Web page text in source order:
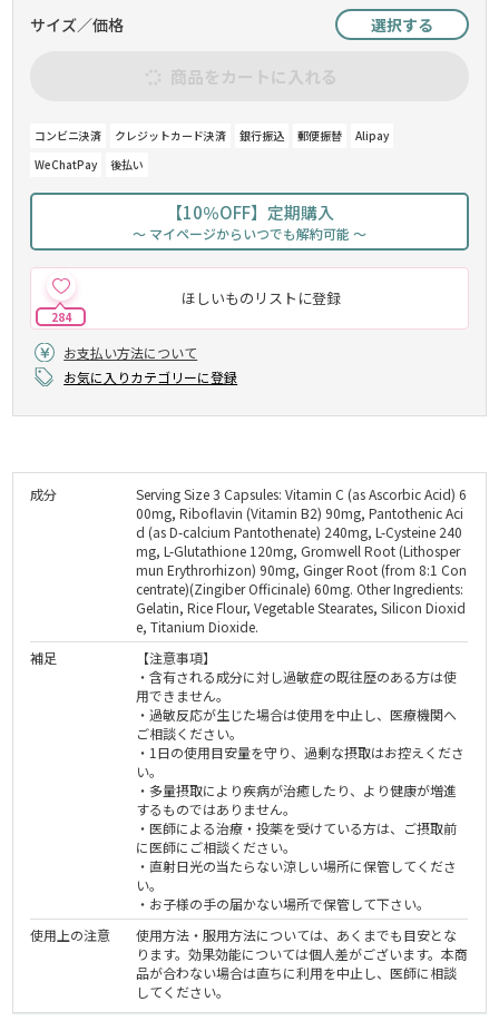
サイズ／価格 選択する
商品をカートに入れる
コンビニ決済 クレジットカード決済 銀行振込 郵便振替
Alipay
WeChatPay
後払い
【10％OFF】定期購入
～ マイページからいつでも解約可能 ～
ほしいものリストに登録
284
お支払い方法について
お気に入りカテゴリーに登録
成分
Serving Size 3 Capsules: Vitamin C (as Ascorbic Acid) 6
00mg, Riboflavin (Vitamin B2) 90mg, Pantothenic Aci
d (as D-calcium Pantothenate) 240mg, L-Cysteine 240
mg, L-Glutathione 120mg, Gromwell Root (Lithosper
mun Erythrorhizon) 90mg, Ginger Root (from 8:1 Con
centrate)(Zingiber Officinale) 60mg. Other Ingredients:
Gelatin, Rice Flour, Vegetable Stearates, Silicon Dioxid
e, Titanium Dioxide.
補足
【注意事項】
・含有される成分に対し過敏症の既往歴のある方は使
用できません。
・過敏反応が生じた場合は使用を中止し、医療機関へ
ご相談ください。
・1日の使用目安量を守り、過剰な摂取はお控えくださ
い。
・多量摂取により疾病が治癒したり、より健康が増進
するものではありません。
・医師による治療・投薬を受けている方は、ご摂取前
に医師にご相談ください。
・直射日光の当たらない涼しい場所に保管してくださ
い。
・お子様の手の届かない場所で保管して下さい。
使用上の注意
使用方法・服用方法については、あくまでも目安とな
ります。効果効能については個人差がございます。本商
品が合わない場合は直ちに利用を中止し、医師に相談
してください。